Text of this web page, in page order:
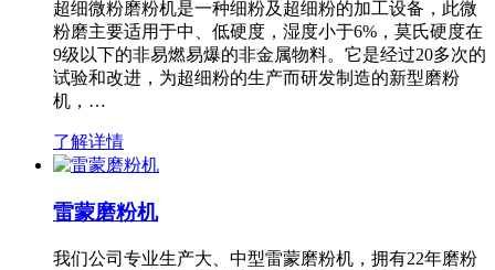
超细微粉磨粉机是一种细粉及超细粉的加工设备，此微
粉磨主要适用于中、低硬度，湿度小于6%，莫氏硬度在
9级以下的非易燃易爆的非金属物料。它是经过20多次的
试验和改进，为超细粉的生产而研发制造的新型磨粉
机，…
了解详情
雷蒙磨粉机
我们公司专业生产大、中型雷蒙磨粉机，拥有22年磨粉